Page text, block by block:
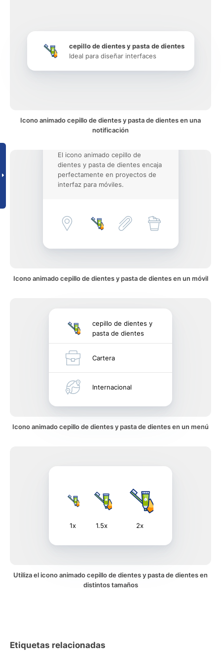
cepillo de dientes y pasta de dientes
Ideal para diseñar interfaces
Icono animado cepillo de dientes y pasta de dientes en una
notificación
El icono animado cepillo de
dientes y pasta de dientes encaja
perfectamente en proyectos de
interfaz para móviles.
Icono animado cepillo de dientes y pasta de dientes en un móvil
cepillo de dientes y
pasta de dientes
Cartera
Internacional
Icono animado cepillo de dientes y pasta de dientes en un menú
1x 1.5x 2x
Utiliza el icono animado cepillo de dientes y pasta de dientes en
distintos tamaños
Etiquetas relacionadas